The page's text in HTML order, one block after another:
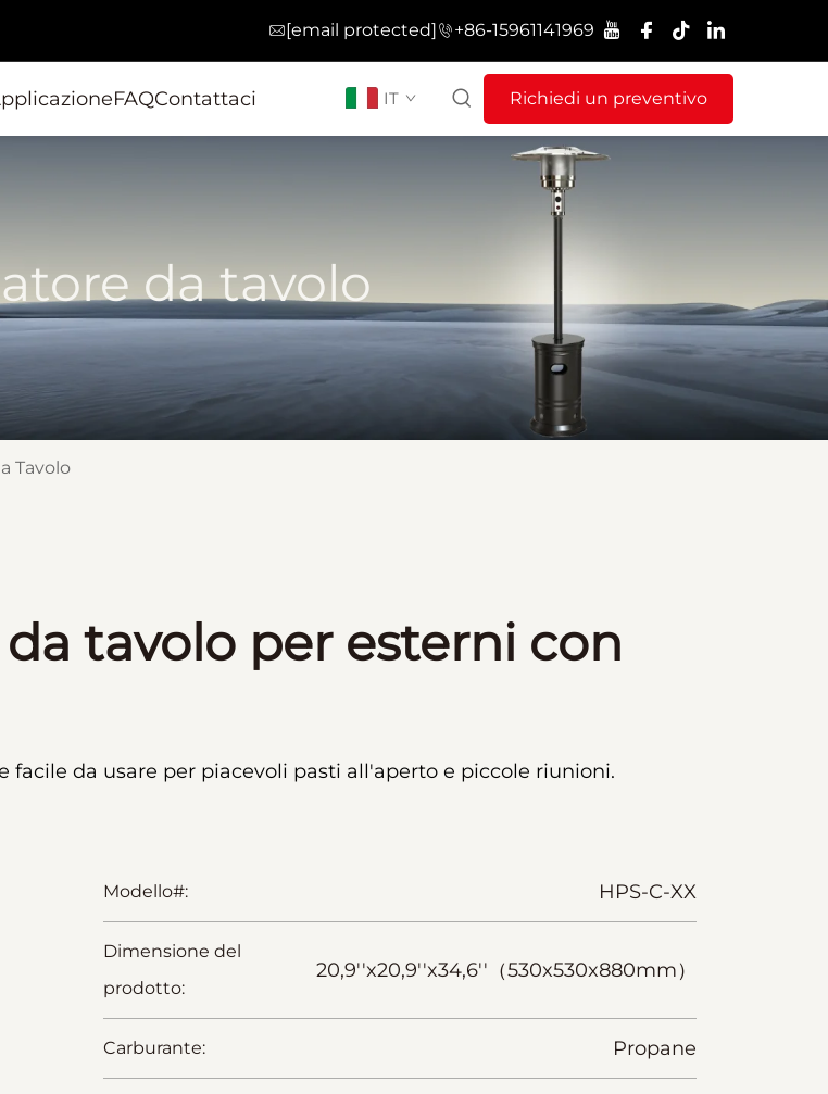
[email protected] +86-15961141969
FAQContattaci IT Richiedi un preventivo
da tavolo
Tavolo
tavolo per esterni con
facile da usare per piacevoli pasti all'aperto e piccole riunioni.
Modello#: HPS-C-XX
Dimensione del
prodotto:
20,9''x20,9''x34,6''（530x530x880mm）
Carburante: Propane